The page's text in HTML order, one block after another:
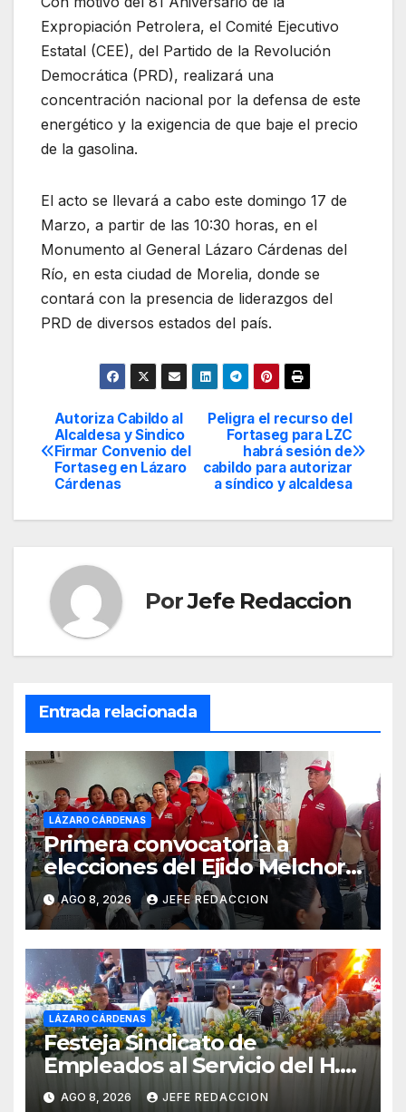
Expropiación Petrolera, el Comité Ejecutivo
Estatal (CEE), del Partido de la Revolución
Democrática (PRD), realizará una
concentración nacional por la defensa de este
energético y la exigencia de que baje el precio
de la gasolina.
El acto se llevará a cabo este domingo 17 de
Marzo, a partir de las 10:30 horas, en el
Monumento al General Lázaro Cárdenas del
Río, en esta ciudad de Morelia, donde se
contará con la presencia de liderazgos del
PRD de diversos estados del país.
Navegación
de
Peligra el recurso del
Fortaseg para LZC
habrá sesión de
cabildo para autorizar
a síndico y alcaldesa
Autoriza Cabildo al
Alcaldesa y Sindico
Firmar Convenio del
Fortaseg en Lázaro
Cárdenas
PorJefe Redaccion
Entrada relacionada
LÁZARO CÁRDENAS
Primera convocatoria a
elecciones del Ejido Melchor
Ocampo en Lázaro Cárdenas
el domingo
AGO 8, 2026 JEFE REDACCION
LÁZARO CÁRDENAS
Festeja Sindicato de
Empleados al Servicio del H.
Ayuntamiento de LZC Día del
AGO 8, 2026 JEFE REDACCION